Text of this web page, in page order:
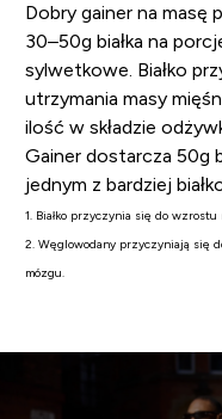
Dobry gainer na masę
30–50g białka na
sylwetkowe. Białko
utrzymania masy
ilość w składzie
Gainer dostarcza 50g
jednym z bardziej
1. Białko przyczynia się do
2. Węglowodany przyczyniają się
mózgu.